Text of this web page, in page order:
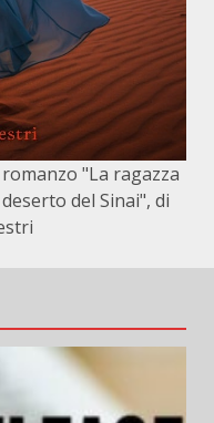
"La ragazza
del Sinai", di